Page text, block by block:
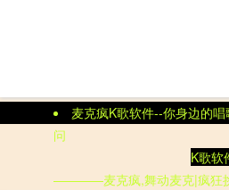
麦克疯K歌软件--你身边的
K歌软
————麦克疯,舞动麦克|疯狂